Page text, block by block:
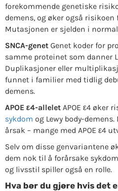
forekommende genetiske
demens, og øker også risikoen
Mutasjonen er sjelden i
SNCA-genetGenet koder for
samme proteinet som danner
Duplikasjoner eller
funnet i familier med tidlig
demens.
APOE ε4-alleletAPOE ε4 øker
sykdom og Lewy body-
årsak – mange med APOE ε4
Selv om disse genvariantene
dem nok til å forårsake
og livsstil spiller også en rolle.
Hva bør du gjøre hvis det